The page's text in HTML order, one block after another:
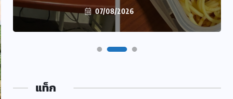
07/08/2026
แท็ก